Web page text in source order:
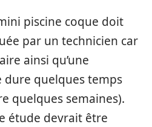
piscine coque doit
par un technicien car
ainsi qu’une
dure quelques temps
quelques semaines).
étude devrait être